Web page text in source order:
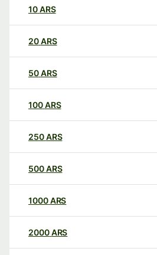
10ARS
20ARS
50ARS
100ARS
250ARS
500ARS
1000ARS
2000ARS